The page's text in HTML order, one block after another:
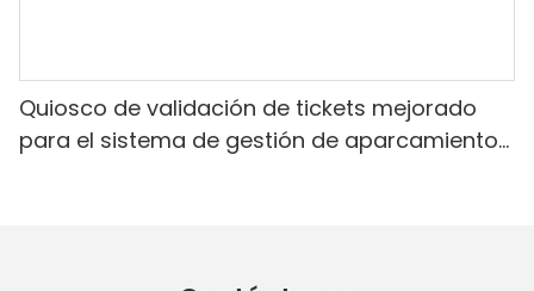
Quiosco de validación de tickets mejorado
para el sistema de gestión de aparcamientos